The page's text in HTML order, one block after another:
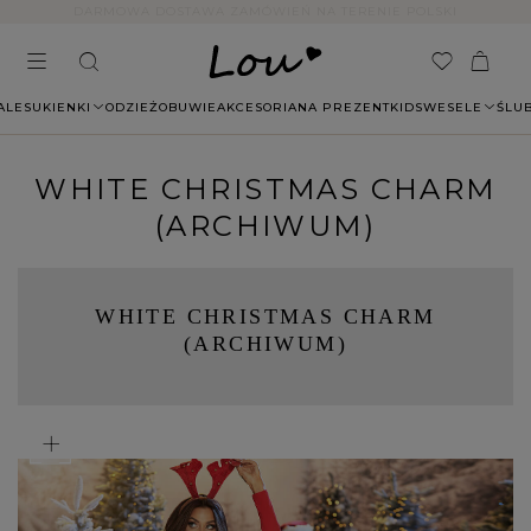
SUKIENKI ODZIEŻOBUWIEAKCESORIANA PREZENTKIDSWESELE
WHITE CHRISTMAS CHARM
(ARCHIWUM)
WHITE CHRISTMAS CHARM
(ARCHIWUM)
+